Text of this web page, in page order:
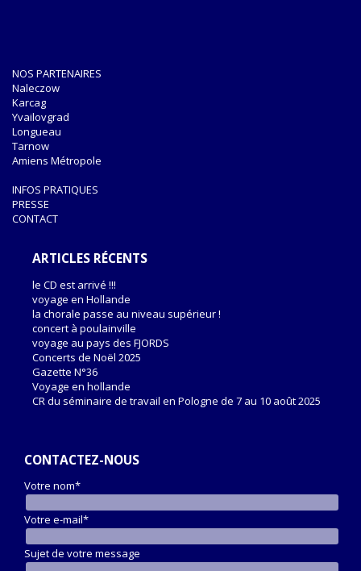
NOS PARTENAIRES
Naleczow
Karcag
Yvailovgrad
Longueau
Tarnow
Amiens Métropole
INFOS PRATIQUES
PRESSE
CONTACT
ARTICLES RÉCENTS
le CD est arrivé !!!
voyage en Hollande
la chorale passe au niveau supérieur !
concert à poulainville
voyage au pays des FJORDS
Concerts de Noël 2025
Gazette N°36
Voyage en hollande
CR du séminaire de travail en Pologne de 7 au 10 août 2025
CONTACTEZ-NOUS
Votre nom*
Votre e-mail*
Sujet de votre message